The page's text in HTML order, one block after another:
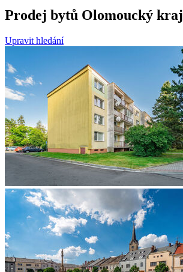
Prodej bytů Olomoucký kraj
Upravit hledání